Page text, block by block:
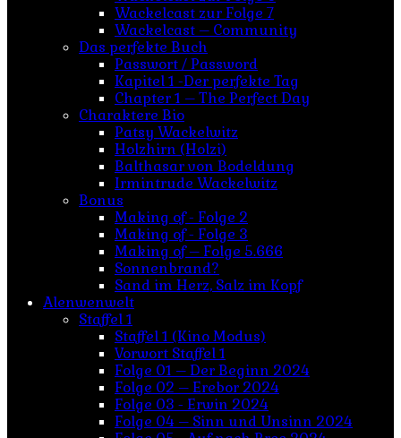
Wackelcast zur Folge 7
Wackelcast – Community
Das perfekte Buch
Passwort / Password
Kapitel 1 -Der perfekte Tag
Chapter 1 – The Perfect Day
Charaktere Bio
Patsy Wackelwitz
Holzhirn (Holzi)
Balthasar von Bodeldung
Irmintrude Wackelwitz
Bonus
Making of - Folge 2
Making of - Folge 3
Making of – Folge 5.666
Sonnenbrand?
Sand im Herz, Salz im Kopf
Alenwenwelt
Staffel 1
Staffel 1 (Kino Modus)
Vorwort Staffel 1
Folge 01 – Der Beginn 2024
Folge 02 – Erebor 2024
Folge 03 - Erwin 2024
Folge 04 – Sinn und Unsinn 2024